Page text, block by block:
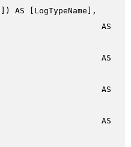
AS [LogTypeName],
AS
AS
AS
AS